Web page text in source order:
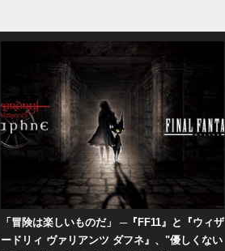
「冒険は楽しいものだ」 ─『FF11』と『ウィザ
ードリィ ヴァリアンツ ダフネ』、"優しくない